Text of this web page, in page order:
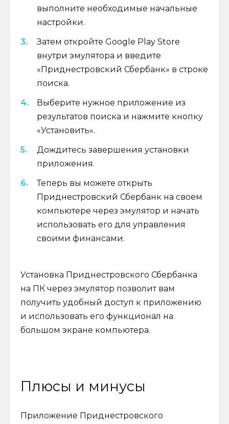
выполните необходимые начальные
настройки.
Затем откройте Google Play Store
внутри эмулятора и введите
«Приднестровский Сбербанк» в строке
поиска.
Выберите нужное приложение из
результатов поиска и нажмите кнопку
«Установить».
Дождитесь завершения установки
приложения.
Теперь вы можете открыть
Приднестровский Сбербанк на своем
компьютере через эмулятор и начать
использовать его для управления
своими финансами.
Установка Приднестровского Сбербанка
на ПК через эмулятор позволит вам
получить удобный доступ к приложению
и использовать его функционал на
большом экране компьютера.
Плюсы и минусы
Приложение Приднестровского